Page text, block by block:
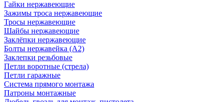
Гайки нержавеющие
Зажимы троса нержавеющие
Тросы нержавеющие
Шайбы нержавеющие
Заклёпки нержавеющие
Болты нержавейка (А2)
Заклепки резьбовые
Петли воротные (стрела)
Петли гаражные
Система прямого монтажа
Патроны монтажные